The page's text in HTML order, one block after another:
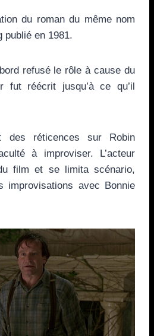
du roman du même nom
publié en 1981.
refusé le rôle à cause du
fut réécrit jusqu’à ce qu’il
des réticences sur Robin
à improviser. L’acteur
film et se limita scénario,
improvisations avec Bonnie